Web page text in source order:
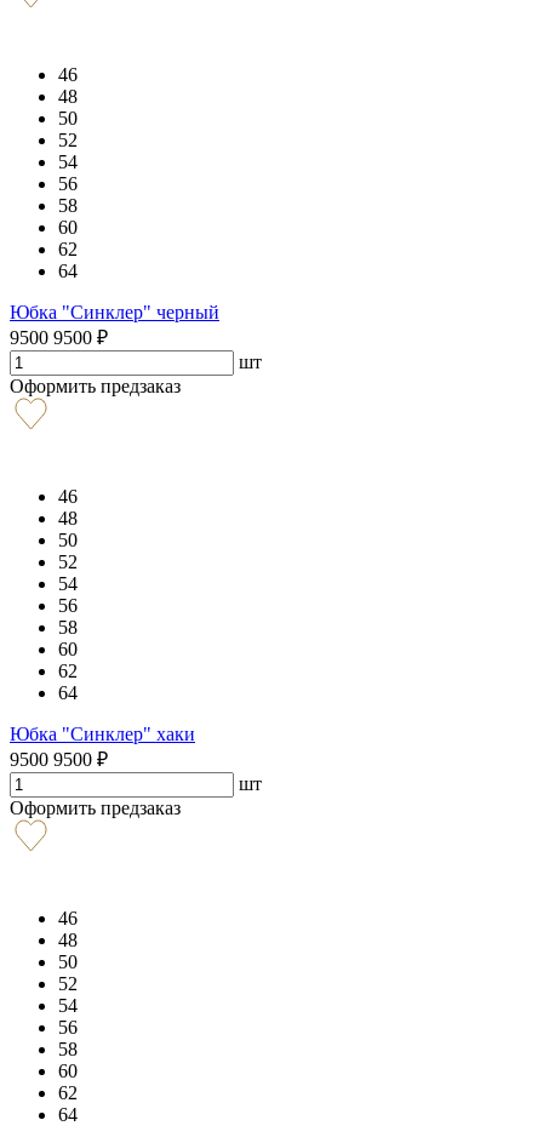
46
48
50
52
54
56
58
60
62
64
Юбка "Синклер" черный
9500 9500 ₽
шт
Оформить предзаказ
46
48
50
52
54
56
58
60
62
64
Юбка "Синклер" хаки
9500 9500 ₽
шт
Оформить предзаказ
46
48
50
52
54
56
58
60
62
64